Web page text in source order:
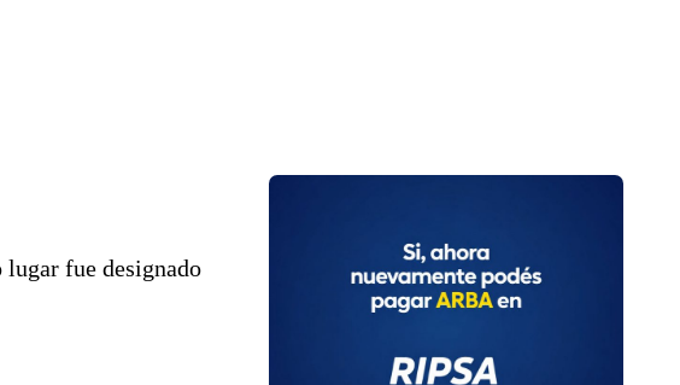
fue designado